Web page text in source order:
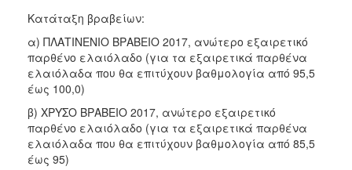
Κατάταξη βραβείων:
α) ΠΛΑΤΙΝΕΝΙΟ ΒΡΑΒΕΙΟ 2017, ανώτερο εξαιρετικό
παρθένο ελαιόλαδο (για τα εξαιρετικά παρθένα
ελαιόλαδα που θα επιτύχουν βαθμολογία από 95,5
έως 100,0)
β) ΧΡΥΣΟ ΒΡΑΒΕΙΟ 2017, ανώτερο εξαιρετικό
παρθένο ελαιόλαδο (για τα εξαιρετικά παρθένα
ελαιόλαδα που θα επιτύχουν βαθμολογία από 85,5
έως 95)